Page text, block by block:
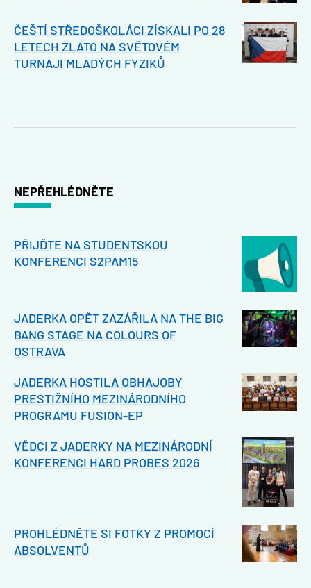
ČEŠTÍ STŘEDOŠKOLÁCI ZÍSKALI PO 28
LETECH ZLATO NA SVĚTOVÉM
TURNAJI MLADÝCH FYZIKŮ
NEPŘEHLÉDNĚTE
PŘIJĎTE NA STUDENTSKOU
KONFERENCI S2PAM15
JADERKA OPĚT ZAZÁŘILA NA THE BIG
BANG STAGE NA COLOURS OF
OSTRAVA
JADERKA HOSTILA OBHAJOBY
PRESTIŽNÍHO MEZINÁRODNÍHO
PROGRAMU FUSION-EP
VĚDCI Z JADERKY NA MEZINÁRODNÍ
KONFERENCI HARD PROBES 2026
PROHLÉDNĚTE SI FOTKY Z PROMOCÍ
ABSOLVENTŮ